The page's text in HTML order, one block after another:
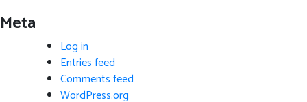
Meta
Log in
Entries feed
Comments feed
WordPress.org